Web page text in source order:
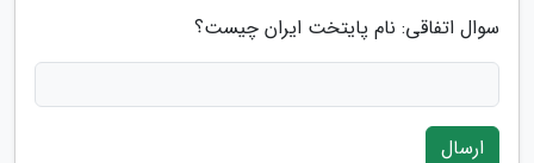
سوال اتفاقی: نام پایتخت ایران چیست؟
ارسال